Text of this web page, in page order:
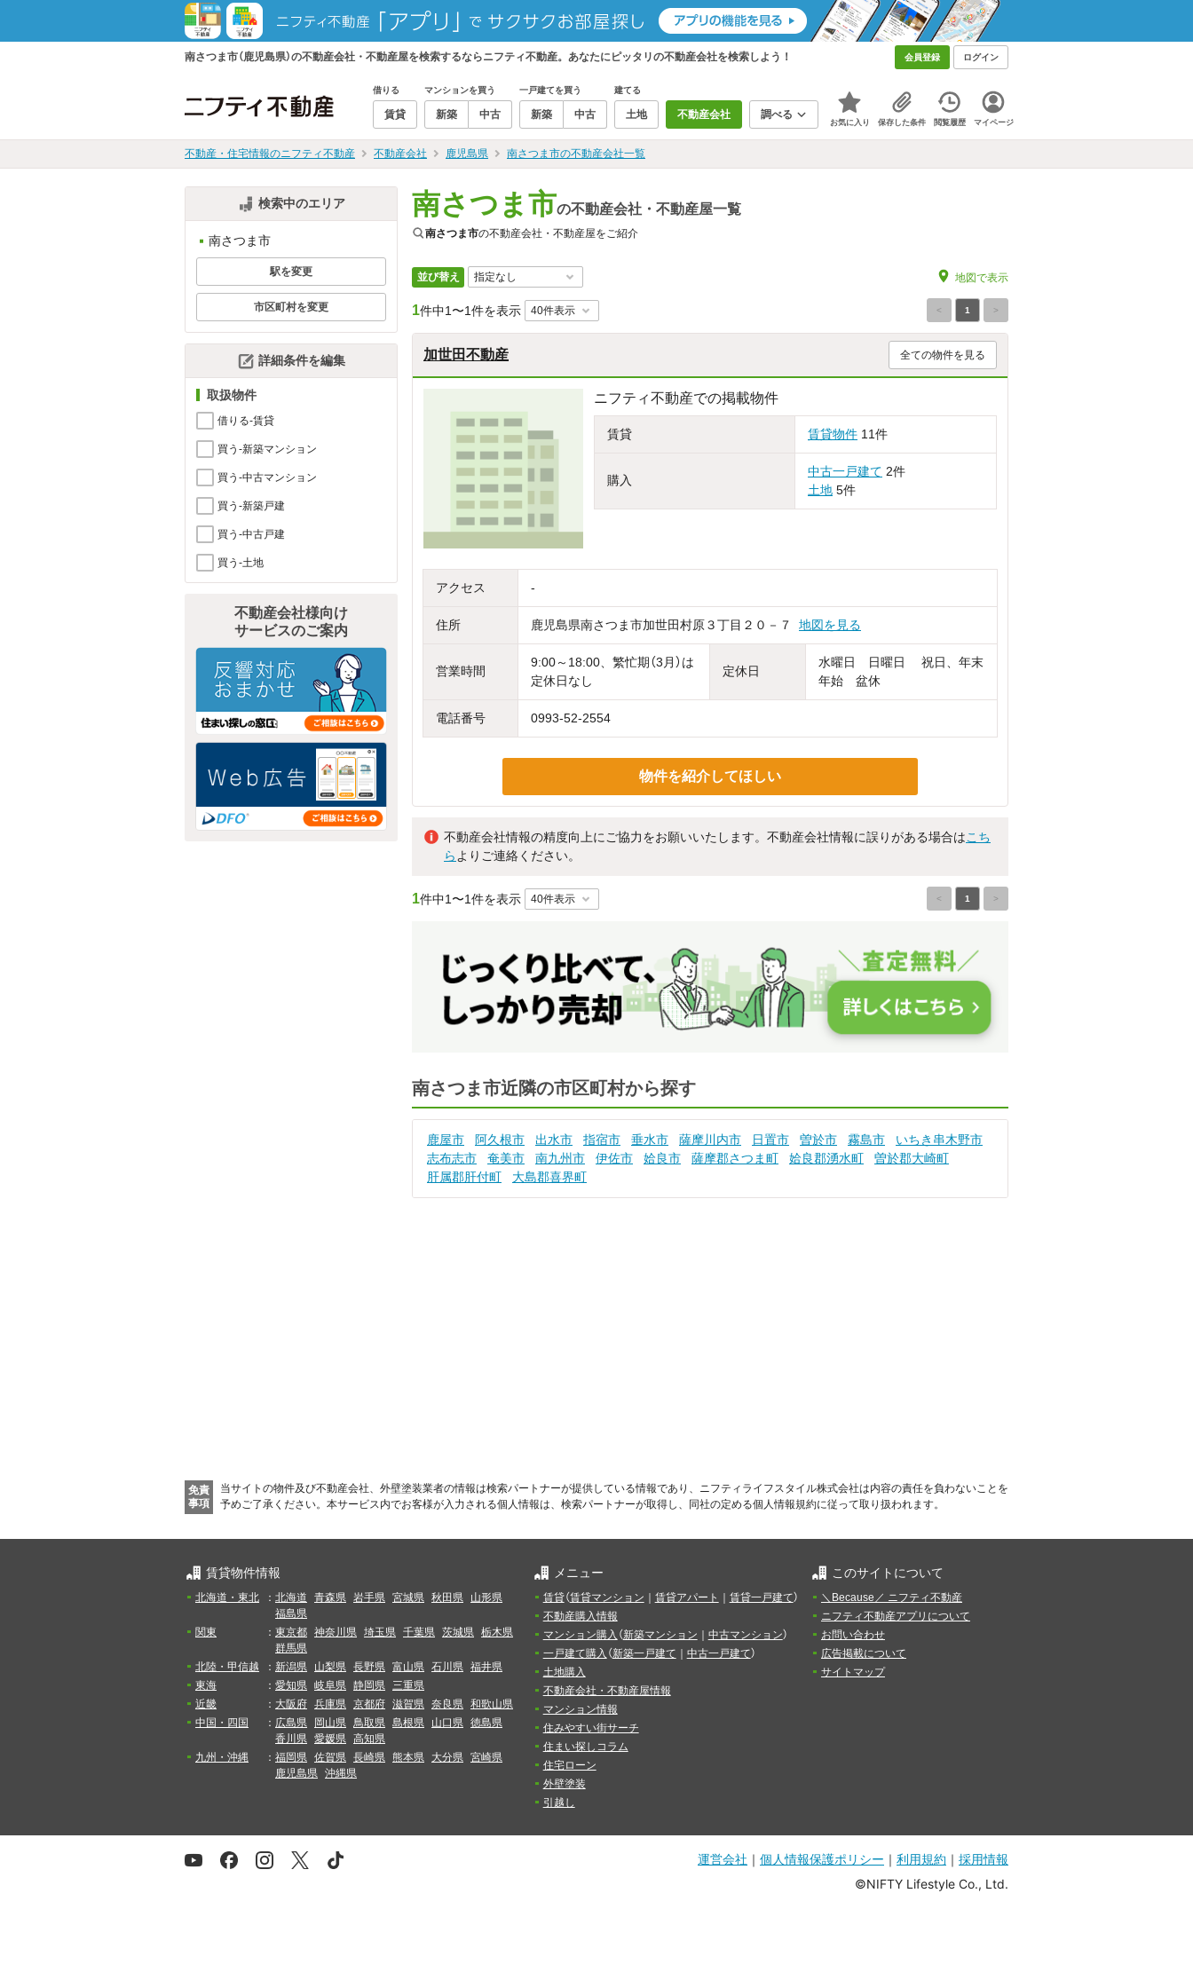
南さつま市（鹿児島県）の不動産会社・不動産屋を検索するならニフティ不動産。あなたにピッタリの不動産会社を検索しよう！ 会員登録 ログイン
借りる
賃貸
マンションを買う
新築 中古
一戸建てを買う
新築 中古
建てる
土地 不動産会社 調べる
お気に入り 保存した条件 閲覧履歴 マイページ
不動産・住宅情報のニフティ不動産 不動産会社 鹿児島県 南さつま市の不動産会社一覧
検索中のエリア
南さつま市
駅を変更
市区町村を変更
詳細条件を編集
取扱物件
借りる-賃貸
買う-新築マンション
買う-中古マンション
買う-新築戸建
買う-中古戸建
買う-土地
不動産会社様向け
サービスのご案内
南さつま市の不動産会社・不動産屋一覧
南さつま市の不動産会社・不動産屋をご紹介
並び替え 地図で表示
1件中1〜1件を表示 < 1 >
加世田不動産 全ての物件を見る
ニフティ不動産での掲載物件
賃貸 賃貸物件 11件
購入
中古一戸建て 2件
土地 5件
アクセス -
住所 鹿児島県南さつま市加世田村原３丁目２０－７ 地図を見る
営業時間
9:00～18:00、繁忙期（3月）は
定休日なし
定休日
水曜日 日曜日 祝日、年末
年始 盆休
電話番号 0993-52-2554
物件を紹介してほしい
不動産会社情報の精度向上にご協力をお願いいたします。不動産会社情報に誤りがある場合はこち
ら よりご連絡ください。
1件中1〜1件を表示 < 1 >
南さつま市近隣の市区町村から探す
鹿屋市 阿久根市 出水市 指宿市 垂水市 薩摩川内市 日置市 曽於市 霧島市
いちき串木野市
志布志市
奄美市 南九州市 伊佐市 姶良市 薩摩郡さつま町 姶良郡湧水町
曽於郡大崎町
肝属郡肝付町
大島郡喜界町
免責
事項
当サイトの物件及び不動産会社、外壁塗装業者の情報は検索パートナーが提供している情報であり、ニフティライフスタイル株式会社は内容の責任を負わないことを
予めご了承ください。 本サービス内でお客様が入力される個人情報は、検索パートナーが取得し、同社の定める個人情報規約に従って取り扱われます。
賃貸物件情報
北海道・東北 ： 北海道 青森県 岩手県 宮城県 秋田県
山形県
福島県
関東
： 東京都 神奈川県 埼玉県 千葉県 茨城県
栃木県
群馬県
北陸・甲信越
： 新潟県 山梨県 長野県 富山県 石川県
福井県
東海
： 愛知県 岐阜県 静岡県
三重県
近畿
： 大阪府 兵庫県 京都府 滋賀県 奈良県
和歌山県
中国・四国
： 広島県 岡山県 鳥取県 島根県 山口県
徳島県
香川県
愛媛県
高知県
九州・沖縄
： 福岡県 佐賀県 長崎県 熊本県 大分県
宮崎県
鹿児島県
沖縄県
メニュー
賃貸（賃貸マンション ｜ 賃貸アパート ｜ 賃貸一戸建て）
不動産購入情報
マンション購入 （新築マンション ｜ 中古マンション）
一戸建て購入 （新築一戸建て ｜ 中古一戸建て）
土地購入
不動産会社・不動産屋情報
マンション情報
住みやすい街サーチ
住まい探しコラム
住宅ローン
外壁塗装
引越し
このサイトについて
＼Because／ ニフティ不動産
ニフティ不動産アプリについて
お問い合わせ
広告掲載について
サイトマップ
運営会社 ｜ 個人情報保護ポリシー ｜ 利用規約 ｜ 採用情報
©NIFTY Lifestyle Co., Ltd.